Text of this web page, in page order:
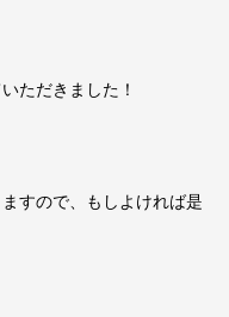
ただきました！
すので、もしよければ是